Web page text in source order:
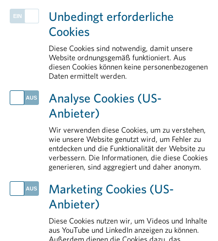
Arzneimittelversorgung
Health Data & Digital
Arbeitsbereiche
Politik
Klinische Forschung
PHARMIG Facts & Figures 2026
Tag der Weltgesundheit: nicht ohne Medikamente
IM DETAIL
Erstattung von Arzneimitteln
Rund um die Pharmaindustrie
Transparenz
Arzneimittelsicherheit
Aus- und Weiterbildung
praxisnahe Weiterbildung für die
Pharma- und Life-Sciences-
Branche in Österreich. Im Fokus
stehen Kurse und Lehrgänge für
Fach- und Führungskräfte der
Industrie.
Der zweitägige englischsprachige
Kurs„Foundations of Drug Safety
and Pharmacovigilance“bietet
einen praxisnahen Einstieg in die
Arzneimittelsicherheit und
Pharmakovigilanz – ideal für
angrenzenden Funktionen.
>> Details und Anmeldung:
Foundations of Drug Safety and
Unbedingt erforderliche
Cookies
Diese Cookies sind notwendig, damit unsere
Website ordnungsgemäß funktioniert. Aus
diesen Cookies können keine personenbezogenen
Daten ermittelt werden.
Analyse Cookies (US-
Anbieter)
Wir verwenden diese Cookies, um zu verstehen,
wie unsere Website genutzt wird, um Fehler zu
entdecken und die Funktionalität der Website zu
verbessern. Die Informationen, die diese Cookies
generieren, sind aggregiert und daher anonym.
Marketing Cookies (US-
Anbieter)
Diese Cookies nutzen wir, um Videos und Inhalte
aus YouTube und LinkedIn anzeigen zu können.
Außerdem dienen die Cookies dazu, das